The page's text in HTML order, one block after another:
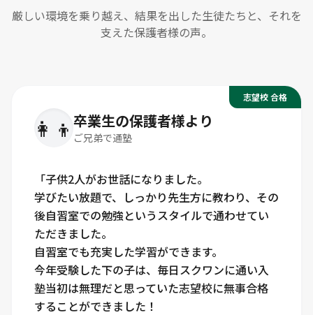
厳しい環境を乗り越え、結果を出した生徒たちと、それを
支えた保護者様の声。
志望校 合格
👩‍👦卒業生の保護者様より
ご兄弟で通塾
「子供2人がお世話になりました。
学びたい放題で、しっかり先生方に教わり、その
後自習室での勉強というスタイルで通わせてい
ただきました。
自習室でも充実した学習ができます。
今年受験した下の子は、毎日スクワンに通い入
塾当初は無理だと思っていた志望校に無事合格
することができました！